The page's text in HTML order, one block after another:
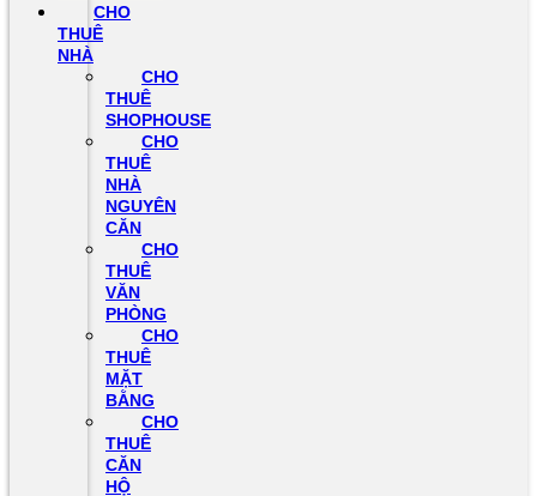
CHO
THUÊ
NHÀ
CHO
THUÊ
SHOPHOUSE
CHO
THUÊ
NHÀ
NGUYÊN
CĂN
CHO
THUÊ
VĂN
PHÒNG
CHO
THUÊ
MẶT
BẰNG
CHO
THUÊ
CĂN
HỘ